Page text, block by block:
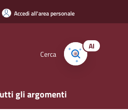
Accedi all'area personale
Cerca
AI
gli argomenti